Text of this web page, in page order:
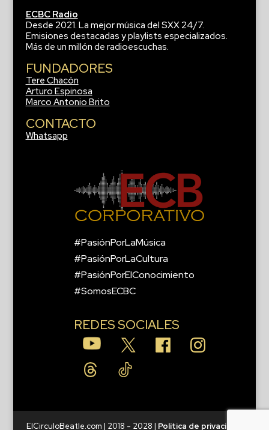
ECBC Radio
Desde 2021. La mejor música del SXX 24/7.
Emisiones destacadas y playlists especializados.
Más de un millón de radioescuchas.
FUNDADORES
Tere Chacón
Arturo Espinosa
Marco Antonio Brito
CONTACTO
Whatsapp
#PasiónPorLaMúsica
#PasiónPorLaCultura
#PasiónPorElConocimiento
#SomosECBC
REDES SOCIALES
ElCirculoBeatle.com | 2018 - 2028 | Política de privacidad